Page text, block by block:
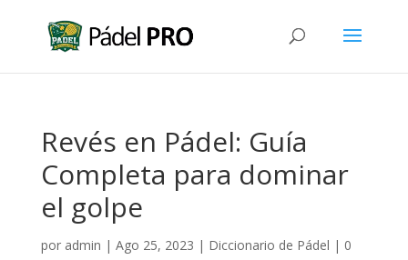
Revés en Pádel: Guía
Completa para dominar
el golpe
por admin | Ago 25, 2023 | Diccionario de Pádel | 0